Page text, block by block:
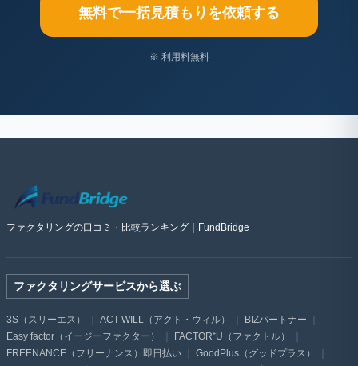
無料で一括見積もりを依頼する
※ 利用料無料
ファクタリングの口コミ・比較ランキング｜FundBridge
ファクタリングサービスから選ぶ
3S（スリーエス） ACT WILL（アクト・ウィル）
BIZパートナー
Easy factor（イージーファクター）
FACTOR⁺U（ファクトル）
FREENANCE（フリーナンス）即日払い
GoodPlus（グッドプラス）